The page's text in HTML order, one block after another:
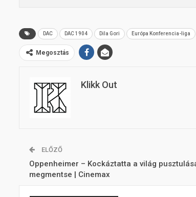
DAC DAC 1904 Dila Gori Európa Konferencia-liga
Megosztás
Klikk Out
ELŐZŐ
Oppenheimer – Kockáztatta a világ
megmentse | Cinemax